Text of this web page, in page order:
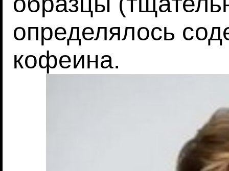
определялось
кофеина.